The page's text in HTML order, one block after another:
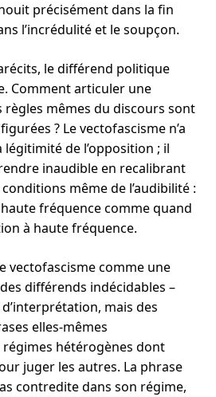
précisément dans la fin
l’incrédulité et le soupçon.
le différend politique
Comment articuler une
règles mêmes du discours sont
? Le vectofascisme n’a
de l’opposition ; il
inaudible en recalibrant
même de l’audibilité :
fréquence comme quand
à haute fréquence.
vectofascisme comme une
différends indécidables –
mais des
elles-mêmes
hétérogènes dont
juger les autres. La phrase
contredite dans son régime,